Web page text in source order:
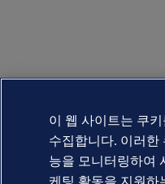
이 웹 사이트는 쿠
수집합니다. 이러한
능을 모니터링하여
케팅 활동을 지원하